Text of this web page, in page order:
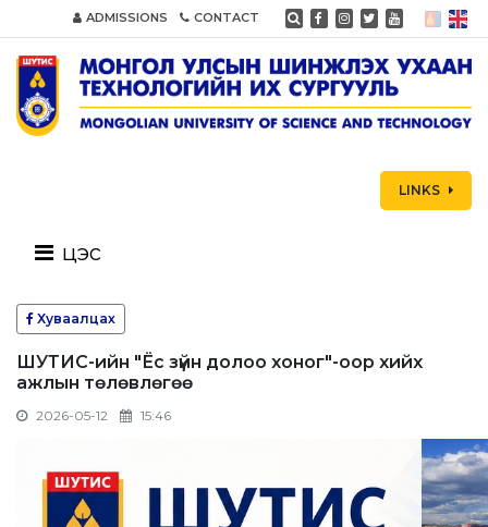
ADMISSIONS CONTACT
LINKS
цэс
Хуваалцах
ШУТИС-ийн "Ёс зүйн долоо хоног"-оор хийх
ажлын төлөвлөгөө
2026-05-12 15:46